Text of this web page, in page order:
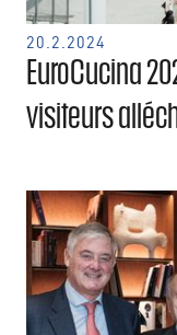
20.2.2024
EuroCucina
visiteurs